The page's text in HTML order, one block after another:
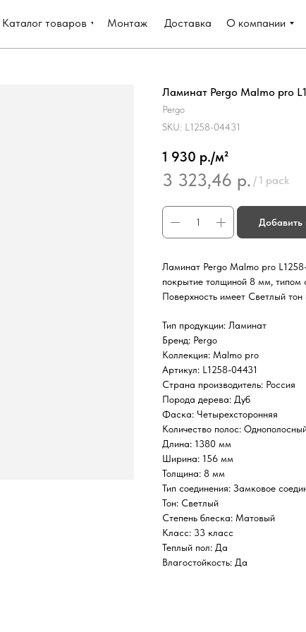
Каталог товаров Монтаж Доставка О компании
Ламинат Pergo Malmo pro
Pergo
SKU: L1258-04431
1 930 р./м²
3 323,46 р. / 1 pack
Добавить
Ламинат Pergo Malmo pro
покрытие толщиной 8 мм, типом
Поверхность имеет Светлый
Тип продукции: Ламинат
Бренд: Pergo
Коллекция: Malmo pro
Артикул: L1258-04431
Страна производитель: Россия
Порода дерева: Дуб
Фаска: Четырехсторонняя
Количество полос:
Длина: 1380 мм
Ширина: 156 мм
Толщина: 8 мм
Тип соединения: Замковое
Тон: Светлый
Степень блеска: Матовый
Класс: 33 класс
Теплый пол: Да
Влагостойкость: Да